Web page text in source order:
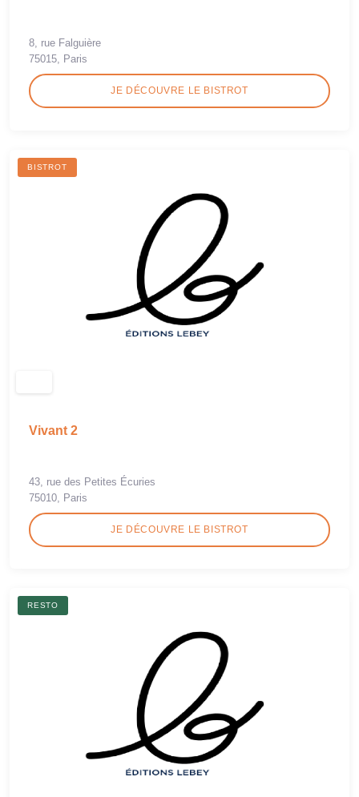
8, rue Falguière
75015, Paris
JE DÉCOUVRE LE BISTROT
BISTROT
Vivant 2
43, rue des Petites Écuries
75010, Paris
JE DÉCOUVRE LE BISTROT
RESTO